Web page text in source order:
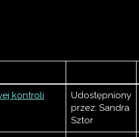
kontroli
Udostępniony
przez: Sandra
Sztor